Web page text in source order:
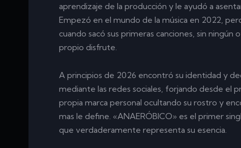
aprendizaje de la producción y le ayudó a
Empezó en el mundo de la música en 2022,
cuando sacó sus primeras canciones, sin ningún
propio disfrute.
A principios de 2026 encontró su identidad y
mediante las redes sociales, forjando desde el
propia marca personal ocultando su rostro y
mas le define. «ANAERÓBICO» es el primer
que verdaderamente representa su esencia.